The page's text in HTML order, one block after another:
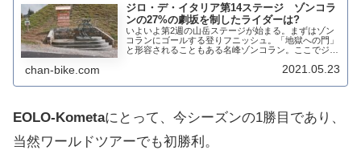
ジロ・デ・イタリア第14ステージ ゾンコラ
ンの27%の劇坂を制したライダーは?
いよいよ第2週の山岳ステージが始まる。まずはゾン
コランにゴールする登りフニッシュ。「地獄への門」
と形容されることもある名峰ゾンコラン。ここでジロ
左右されクライマーの実力が発揮できないステージ
chan-bike.com 2021.05.23
EOLO-Kometaにとって、今シーズンの1勝目であり、
当然ワールドツアーでも初勝利。